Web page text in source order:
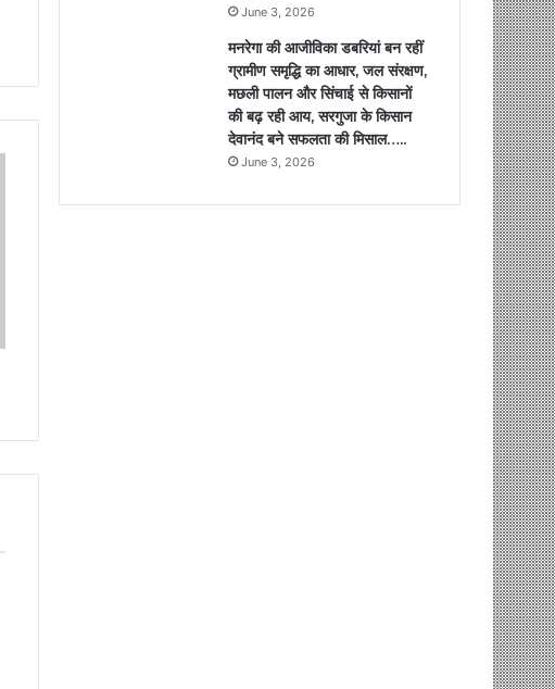
June 3, 2026
मनरेगा की आजीविका डबरियां बन रहीं
ग्रामीण समृद्धि का आधार, जल संरक्षण,
मछली पालन और सिंचाई से किसानों
की बढ़ रही आय, सरगुजा के किसान
देवानंद बने सफलता की मिसाल…..
June 3, 2026